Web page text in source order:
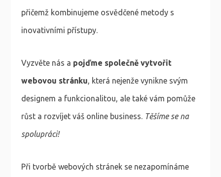
přičemž kombinujeme osvědčené metody s
inovativními přístupy.
Vyzvěte nás a pojďme společně vytvořit
webovou stránku, která nejenže vynikne svým
designem a funkcionalitou, ale také vám pomůže
růst a rozvíjet váš online business. Těšíme se na
spolupráci!
Při tvorbě webových stránek se nezapomínáme